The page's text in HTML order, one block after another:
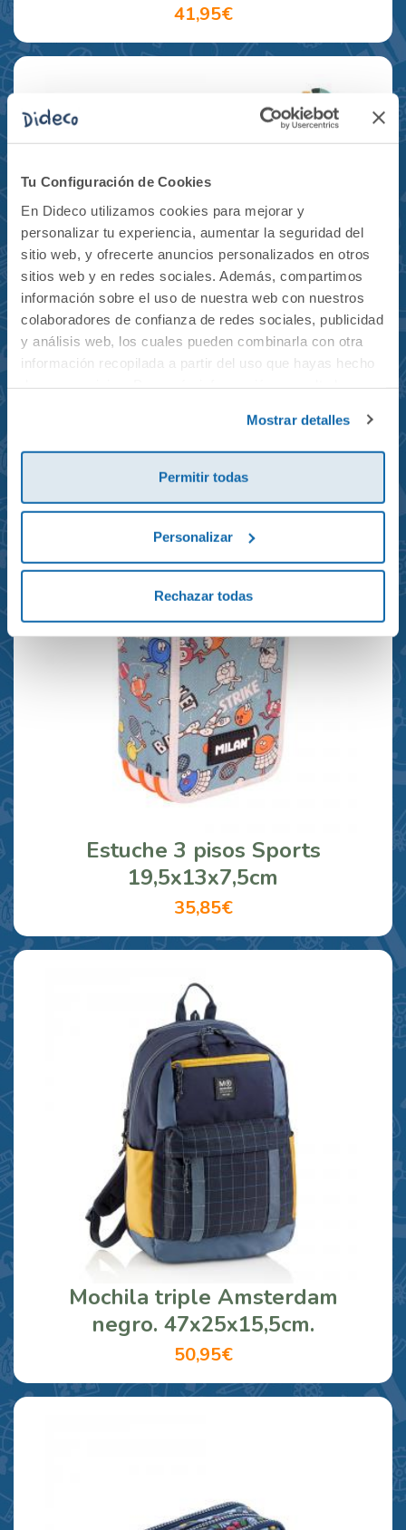
Tu Configuración de Cookies
En Dideco utilizamos cookies para mejorar y
personalizar tu experiencia, aumentar la seguridad del
sitio web, y ofrecerte anuncios personalizados en otros
sitios web y en redes sociales. Además, compartimos
información sobre el uso de nuestra web con nuestros
colaboradores de confianza de redes sociales, publicidad
y análisis web, los cuales pueden combinarla con otra
información recopilada a partir del uso que hayas hecho
Mostrar detalles
Permitir todas
Personalizar
Rechazar todas
41,95€
reciclada 21x10x28cm
23,95€
Estuche 3 pisos Sports
19,5x13x7,5cm
35,85€
Mochila triple Amsterdam
negro. 47x25x15,5cm.
50,95€